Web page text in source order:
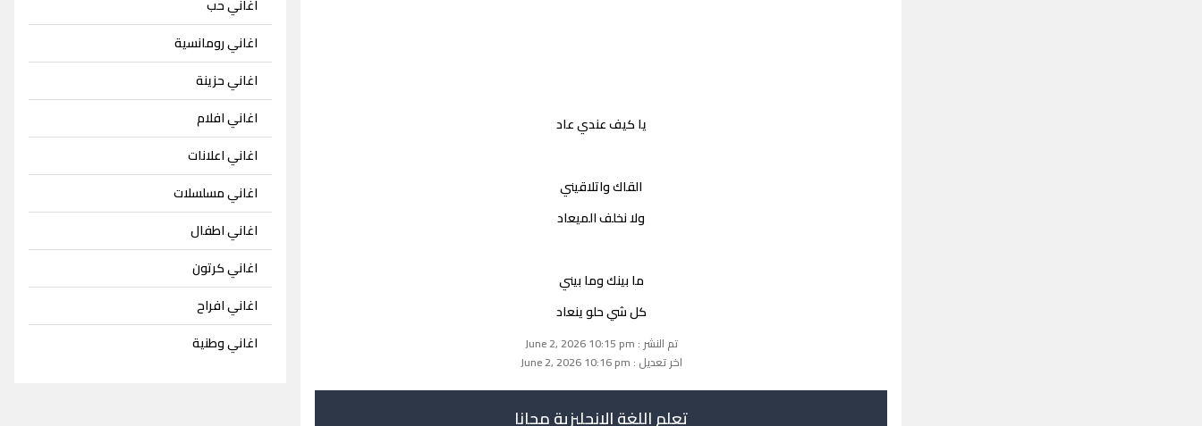
يا كيف عندي عاد
القاك واتلاقيني
ولا نخلف الميعاد
ما بينك وما بيني
كل شي حلو ينعاد
تم النشر : June 2, 2026 10:15 pm
اخر تعديل : June 2, 2026 10:16 pm
تعلم اللغة الانجليزية مجانا
اغاني حب
اغاني رومانسية
اغاني حزينة
اغاني افلام
اغاني اعلانات
اغاني مسلسلات
اغاني اطفال
اغاني كرتون
اغاني افراح
اغاني وطنية